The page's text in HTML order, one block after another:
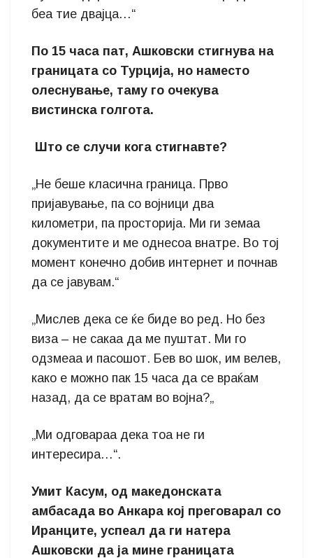
беа тие двајца…“
По 15 часа пат, Ашковски стигнува на
границата со Турција, но наместо
олеснување, таму го очекува
вистинска голгота.
Што се случи кога стигнавте?
„Не беше класична граница. Прво
пријавување, па со војници два
километри, па просторија. Ми ги земаа
документите и ме однесоа внатре. Во тој
момент конечно добив интернет и почнав
да се јавувам.“
„Мислев дека се ќе биде во ред. Но без
виза – не сакаа да ме пуштат. Ми го
одзмеаа и пасошот. Бев во шок, им велев,
како е можно пак 15 часа да се враќам
назад, да се вратам во војна?„
„Ми одговараа дека тоа не ги
интересира…“.
Умит Касум, од македонската
амбасада во Анкара кој преговарал со
Иранците, успеал да ги натера
Ашковски да ја мине границата